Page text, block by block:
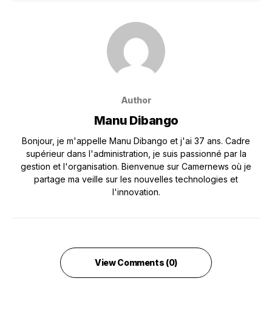
Author
Manu Dibango
Bonjour, je m'appelle Manu Dibango et j'ai 37 ans. Cadre
supérieur dans l'administration, je suis passionné par la
gestion et l'organisation. Bienvenue sur Camernews où je
partage ma veille sur les nouvelles technologies et
l'innovation.
View Comments (0)